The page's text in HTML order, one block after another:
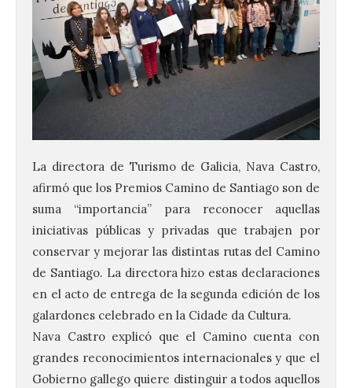
La directora de Turismo de Galicia, Nava Castro,
afirmó que los Premios Camino de Santiago son de
suma “importancia” para reconocer aquellas
iniciativas públicas y privadas que trabajen por
conservar y mejorar las distintas rutas del Camino
de Santiago. La directora hizo estas declaraciones
en el acto de entrega de la segunda edición de los
galardones celebrado en la Cidade da Cultura.
Nava Castro explicó que el Camino cuenta con
grandes reconocimientos internacionales y que el
Gobierno gallego quiere distinguir a todos aquellos